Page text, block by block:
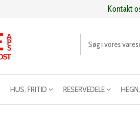
Kontakt
HUS, FRITID RESERVEDELE